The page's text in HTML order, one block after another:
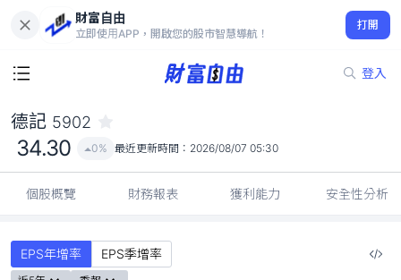
財富自由
立即使用APP，開啟您的股市智慧導航！
打開
登入
34.30
0%
德記 5902
34.30 0% 最近更新時間： 2026/08/07 05:30
個股概覽 財務報表 獲利能力 安全性分析
EPS年增率 EPS季增率